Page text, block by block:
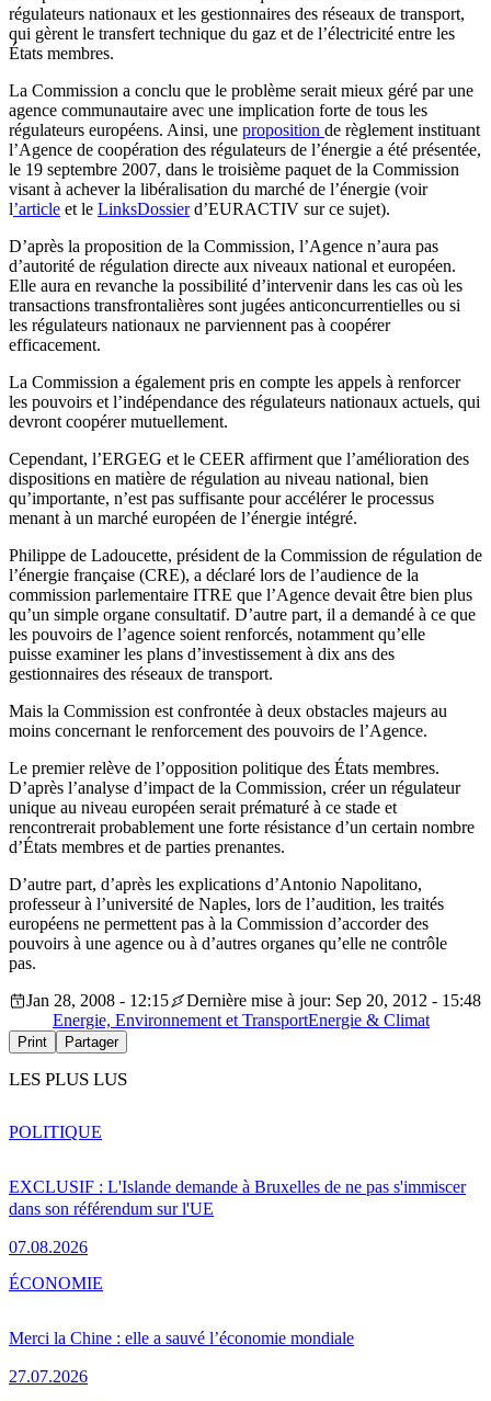
régulateurs nationaux et les gestionnaires des réseaux de transport,
qui gèrent le transfert technique du gaz et de l’électricité entre les
États membres.
La Commission a conclu que le problème serait mieux géré par une
agence communautaire avec une implication forte de tous les
régulateurs européens. Ainsi, une proposition de règlement instituant
l’Agence de coopération des régulateurs de l’énergie a été présentée,
le 19 septembre 2007, dans le troisième paquet de la Commission
visant à achever la libéralisation du marché de l’énergie (voir
l’article et le LinksDossierd’EURACTIV sur ce sujet).
D’après la proposition de la Commission, l’Agence n’aura pas
d’autorité de régulation directe aux niveaux national et européen.
Elle aura en revanche la possibilité d’intervenir dans les cas où les
transactions transfrontalières sont jugées anticoncurrentielles ou si
les régulateurs nationaux ne parviennent pas à coopérer
efficacement.
La Commission a également pris en compte les appels à renforcer
les pouvoirs et l’indépendance des régulateurs nationaux actuels, qui
devront coopérer mutuellement.
Cependant, l’ERGEG et le CEER affirment que l’amélioration des
dispositions en matière de régulation au niveau national, bien
qu’importante, n’est pas suffisante pour accélérer le processus
menant à un marché européen de l’énergie intégré.
Philippe de Ladoucette, président de la Commission de régulation de
l’énergie française (CRE), a déclaré lors de l’audience de la
commission parlementaire ITRE que l’Agence devait être bien plus
qu’un simple organe consultatif. D’autre part, il a demandé à ce que
les pouvoirs de l’agence soient renforcés, notamment qu’elle
puisse examiner les plans d’investissement à dix ans des
gestionnaires des réseaux de transport.
Mais la Commission est confrontée à deux obstacles majeurs au
moins concernant le renforcement des pouvoirs de l’Agence.
Le premier relève de l’opposition politique des États membres.
D’après l’analyse d’impact de la Commission, créer un régulateur
unique au niveau européen serait prématuré à ce stade et
rencontrerait probablement une forte résistance d’un certain nombre
d’États membres et de parties prenantes.
D’autre part, d’après les explications d’Antonio Napolitano,
professeur à l’université de Naples, lors de l’audition, les traités
européens ne permettent pas à la Commission d’accorder des
pouvoirs à une agence ou à d’autres organes qu’elle ne contrôle
pas.
Jan 28, 2008 - 12:15
Dernière mise à jour: Sep 20, 2012 - 15:48
Energie, Environnement et TransportEnergie & Climat
Print Partager
LES PLUS LUS
EXCLUSIF : L'Islande demande à Bruxelles de ne pas s'immiscer
dans son référendum sur l'UE
07.08.2026
POLITIQUE
Merci la Chine : elle a sauvé l’économie mondiale
27.07.2026
ÉCONOMIE